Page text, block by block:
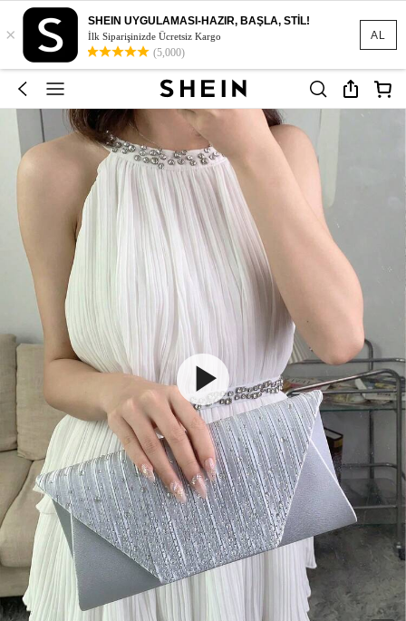
AL
×
SHEIN UYGULAMASI-HAZIR, BAŞLA, STİL!
İlk Siparişinizde Ücretsiz Kargo
(5,000)